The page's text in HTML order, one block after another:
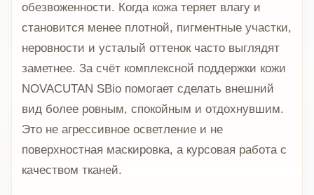
обезвоженности. Когда кожа теряет влагу и
становится менее плотной, пигментные участки,
неровности и усталый оттенок часто выглядят
заметнее. За счёт комплексной поддержки кожи
NOVACUTAN SBio помогает сделать внешний
вид более ровным, спокойным и отдохнувшим.
Это не агрессивное осветление и не
поверхностная маскировка, а курсовая работа с
качеством тканей.